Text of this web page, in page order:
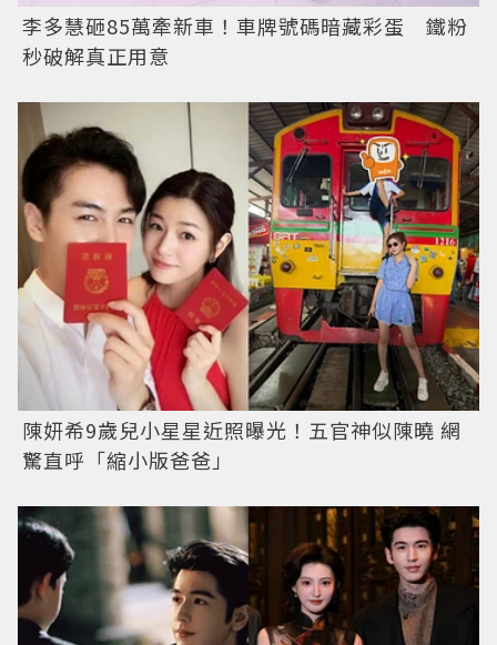
李多慧砸85萬牽新車！車牌號碼暗藏彩蛋 鐵粉
秒破解真正用意
陳妍希9歲兒小星星近照曝光！五官神似陳曉 網
驚直呼「縮小版爸爸」